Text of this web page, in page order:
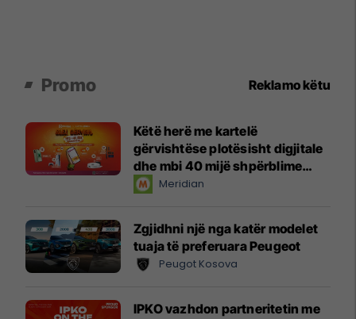
Promo Reklamo këtu
Këtë herë me kartelë
gërvishtëse plotësisht digjitale
dhe mbi 40 mijë shpërblime
instant!Meridian
Zgjidhni një nga katër modelet
tuaja të preferuara Peugeot
Peugot Kosova
IPKO vazhdon partneritetin me